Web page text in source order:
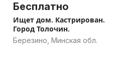
Бесплатно
Ищет дом. Кастрирован.
Город Толочин.
Березино, Минская обл.